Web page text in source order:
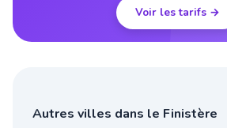
Voir les tarifs →
Autres villes dans le Finistère